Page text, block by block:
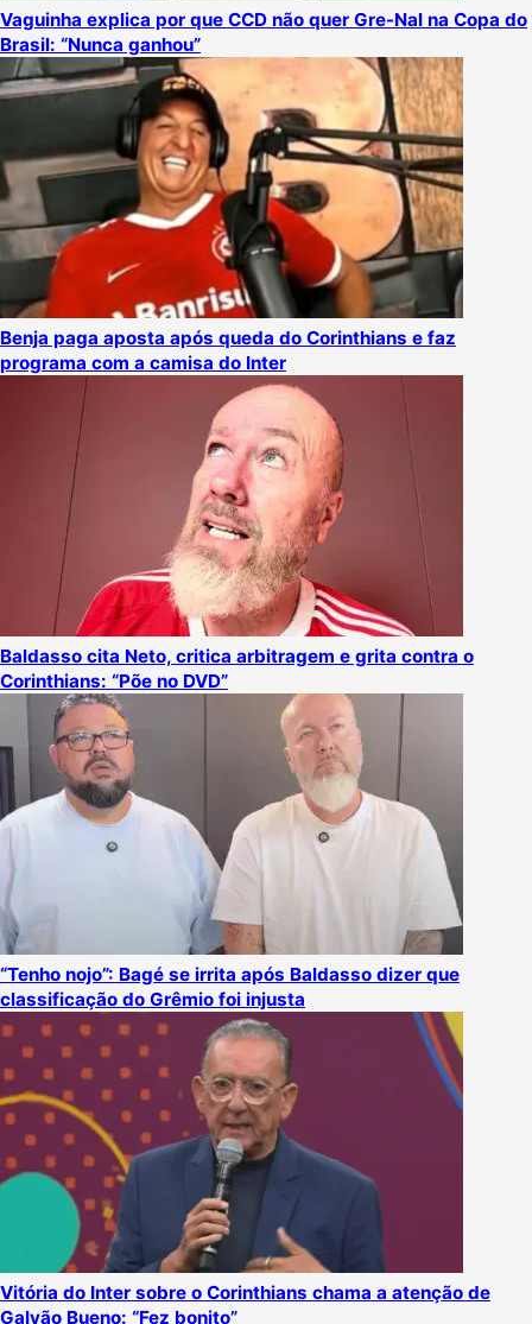
Vaguinha explica por que CCD não quer Gre-Nal na Copa do
Brasil: “Nunca ganhou”
Benja paga aposta após queda do Corinthians e faz
programa com a camisa do Inter
Baldasso cita Neto, critica arbitragem e grita contra o
Corinthians: “Põe no DVD”
“Tenho nojo”: Bagé se irrita após Baldasso dizer que
classificação do Grêmio foi injusta
Vitória do Inter sobre o Corinthians chama a atenção de
Galvão Bueno: “Fez bonito”